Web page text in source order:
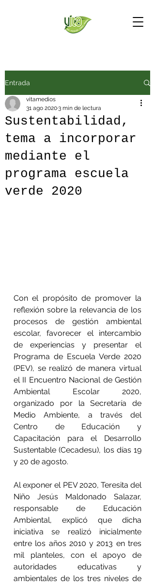
Entrada
Sustentabilidad,
tema a incorporar
mediante el
programa escuela
verde 2020
vitamedios
31 ago 20203 min de lectura
Con el propósito de promover la
reflexión sobre la relevancia de los
procesos de gestión ambiental
escolar, favorecer el intercambio
de experiencias y presentar el
Programa de Escuela Verde 2020
(PEV), se realizó de manera virtual
el II Encuentro Nacional de Gestión
Ambiental Escolar 2020,
organizado por la Secretaría de
Medio Ambiente, a través del
Centro de Educación y
Capacitación para el Desarrollo
Sustentable (Cecadesu), los días 19
y 20 de agosto.
Al exponer el PEV 2020, Teresita del
Niño Jesús Maldonado Salazar,
responsable de Educación
Ambiental, explicó que dicha
iniciativa se realizó inicialmente
entre los años 2010 y 2013 en tres
mil planteles, con el apoyo de
autoridades educativas y
ambientales de los tres niveles de